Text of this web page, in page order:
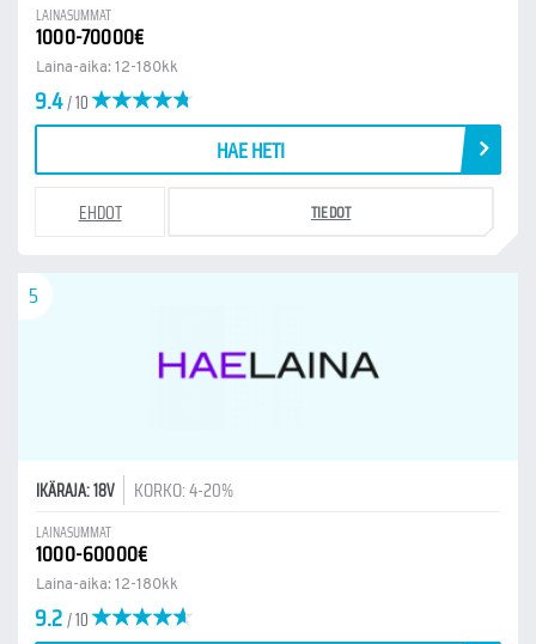
LAINASUMMAT
1000-70000€
Laina-aika: 12-180kk
9.4/ 10
HAE HETI
EHDOT TIEDOT
5
IKÄRAJA: 18V KORKO: 4-20%
LAINASUMMAT
1000-60000€
Laina-aika: 12-180kk
9.2/ 10